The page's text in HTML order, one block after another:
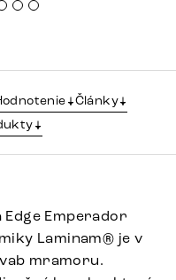
Články
Edge Emperador
Laminam® je v
mramoru.